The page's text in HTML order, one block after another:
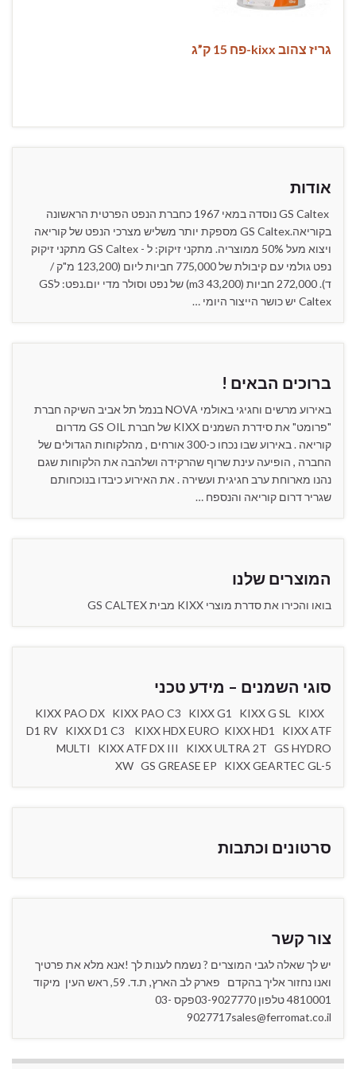
גריז צהוב kixx-פח 15 ק”ג
אודות
GS Caltex נוסדה במאי 1967 כחברת הנפט הפרטית הראשונה
בקוריאה.GS Caltex מספקת יותר משליש מצרכי הנפט של קוריאה
ויצוא מעל 50% ממוצריה. מתקני זיקוק: ל - GS Caltex מתקני זיקוק
נפט גולמי עם קיבולת של 775,000 חביות ליום (123,200 מ"ק /
ד). 272,000 חביות (43,200 m3) של נפט וסולר מדי יום.נפט: לGS
Caltex יש כושר הייצור היומי …
ברוכים הבאים !
באירוע מרשים וחגיגי באולמי NOVA בנמל תל אביב השיקה חברת
"פרומט" את סידרת השמנים KIXX של חברת GS OIL מדרום
קוריאה . באירוע שבו נכחו כ-300 אורחים , מהלקוחות הגדולים של
החברה , הופיעה עינת שרוף שהרקידה ושלהבה את הלקוחות שגם
נהנו מארוחת ערב חגיגית ועשירה . את האירוע כיבדו בנוכחותם
שגריר דרום קוריאה והנספח …
המוצרים שלנו
בואו והכירו את סדרת מוצרי KIXX מבית GS CALTEX
סוגי השמנים – מידע טכני
KIXX PAO DX KIXX PAO C3 KIXX G1 KIXX G SL KIXX
D1 RV KIXX D1 C3 KIXX HDX EURO KIXX HD1 KIXX ATF
MULTI KIXX ATF DX III KIXX ULTRA 2T GS HYDRO
XW GS GREASE EP KIXX GEARTEC GL-5
סרטונים וכתבות
צור קשר
יש לך שאלה לגבי המוצרים ? נשמח לענות לך !אנא מלא את פרטיך
ואנו נחזור אליך בהקדם פארק לב הארץ, ת.ד. 59, ראש העין מיקוד
4810001 טלפון 03-9027770פקס 03-
9027717sales@ferromat.co.il